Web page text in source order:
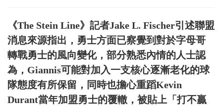
《The Stein Line》記者Jake L. Fischer引述聯盟
消息來源指出，勇士方面已察覺到對於字母哥
轉戰勇士的風向變化，部分熟悉內情的人士認
為，Giannis可能對加入一支核心逐漸老化的球
隊態度有所保留，同時也擔心重蹈Kevin
Durant當年加盟勇士的覆轍，被貼上「打不贏